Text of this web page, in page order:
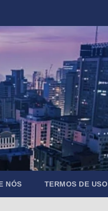
NÓS TERMOS DE USO